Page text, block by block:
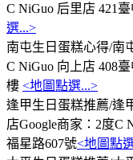
C NiGuo 后里店 421
選...>
南屯生日蛋糕心得/南
C NiGuo 向上店 408
樓 <地圖點選...>
逢甲生日蛋糕推薦/逢
店Google商家：2度C
福星路607號<地圖點